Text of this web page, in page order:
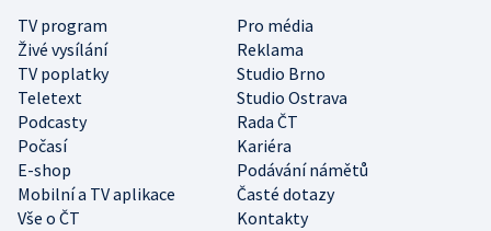
TV program
Pro média
Živé vysílání
Reklama
TV poplatky
Studio Brno
Teletext
Studio Ostrava
Podcasty
Rada ČT
Počasí
Kariéra
E-shop
Podávání námětů
Mobilní a TV aplikace
Časté dotazy
Vše o ČT
Kontakty